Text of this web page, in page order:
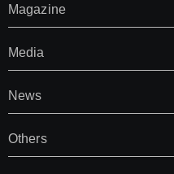
Magazine
Media
News
Others